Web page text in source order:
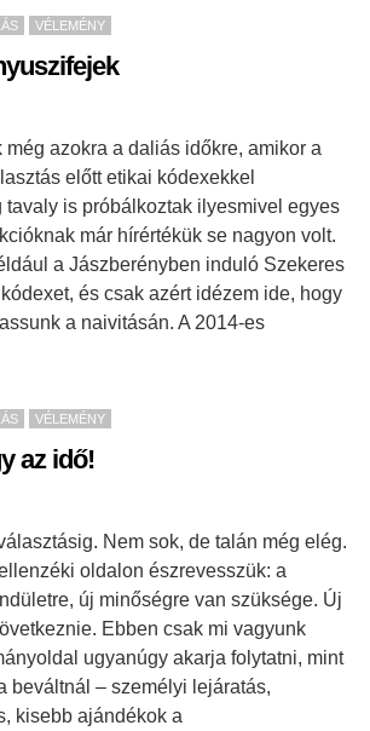
VÉLEMÉNY
még azokra a daliás időkre, amikor a
előtt etikai kódexekkel
tavaly is próbálkoztak ilyesmivel egyes
már hírértékük se nagyon volt.
a Jászberényben induló Szekeres
kódexet, és csak azért idézem ide, hogy
a naivitásán. A 2014-es
VÉLEMÉNY
az idő!
Nem sok, de talán még elég.
oldalon észrevesszük: a
új minőségre van szüksége. Új
Ebben csak mi vagyunk
ugyanúgy akarja folytatni, mint
beváltnál – személyi lejáratás,
kisebb ajándékok a